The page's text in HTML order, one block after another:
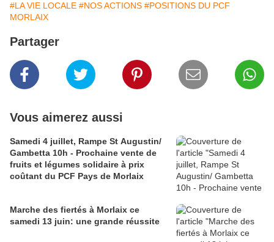
#LA VIE LOCALE #NOS ACTIONS #POSITIONS DU PCF
MORLAIX
Partager
Vous aimerez aussi
Samedi 4 juillet, Rampe St Augustin/
Gambetta 10h - Prochaine vente de
fruits et légumes solidaire à prix
coûtant du PCF Pays de Morlaix
Marche des fiertés à Morlaix ce
samedi 13 juin: une grande réussite